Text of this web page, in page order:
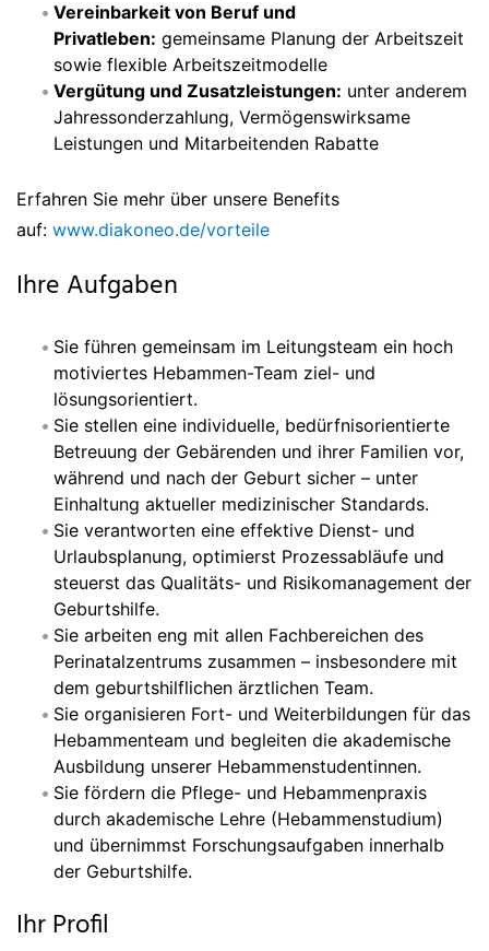
Vereinbarkeit von Beruf und
Privatleben: gemeinsame Planung der Arbeitszeit
sowie flexible Arbeitszeitmodelle
Vergütung und Zusatzleistungen: unter anderem
Jahressonderzahlung, Vermögenswirksame
Leistungen und Mitarbeitenden Rabatte
Erfahren Sie mehr über unsere Benefits
auf: www.diakoneo.de/vorteile
Ihre Aufgaben
Sie führen gemeinsam im Leitungsteam ein hoch
motiviertes Hebammen-Team ziel- und
lösungsorientiert.
Sie stellen eine individuelle, bedürfnisorientierte
Betreuung der Gebärenden und ihrer Familien vor,
während und nach der Geburt sicher – unter
Einhaltung aktueller medizinischer Standards.
Sie verantworten eine effektive Dienst- und
Urlaubsplanung, optimierst Prozessabläufe und
steuerst das Qualitäts- und Risikomanagement der
Geburtshilfe.
Sie arbeiten eng mit allen Fachbereichen des
Perinatalzentrums zusammen – insbesondere mit
dem geburtshilflichen ärztlichen Team.
Sie organisieren Fort- und Weiterbildungen für das
Hebammenteam und begleiten die akademische
Ausbildung unserer Hebammenstudentinnen.
Sie fördern die Pflege- und Hebammenpraxis
durch akademische Lehre (Hebammenstudium)
und übernimmst Forschungsaufgaben innerhalb
der Geburtshilfe.
Ihr Profil